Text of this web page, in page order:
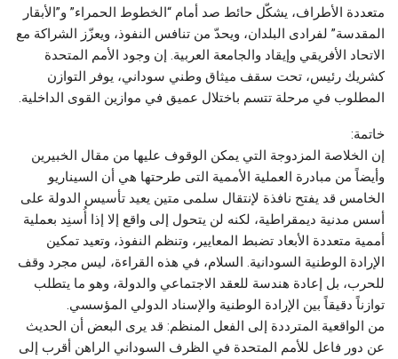
متعددة الأطراف، يشكّل حائط صد أمام “الخطوط الحمراء” و”الأبقار
المقدسة” لفرادى البلدان، ويحدّ من تنافس النفوذ، ويعزّز الشراكة مع
الاتحاد الأفريقي وإيقاد والجامعة العربية. إن وجود الأمم المتحدة
كشريك رئيس، تحت سقف ميثاق وطني سوداني، يوفر التوازن
المطلوب في مرحلة تتسم باختلال عميق في موازين القوى الداخلية.
خاتمة:
إن الخلاصة المزدوجة التي يمكن الوقوف عليها من مقال الخبيرين
وأيضاً من مبادرة العملية الأممية التى طرحتها هي أن السيناريو
الخامس قد يفتح نافذة لإنتقال سلمى متين يعيد تأسيس الدولة على
أسس مدنية ديمقراطية، لكنه لن يتحول إلى واقع إلا إذا أُسنِد بعملية
أممية متعددة الأبعاد تضبط المعايير، وتنظم النفوذ، وتعيد تمكين
الإرادة الوطنية السودانية. السلام، في هذه القراءة، ليس مجرد وقف
للحرب، بل إعادة هندسة للعقد الاجتماعي والدولة، وهو ما يتطلب
توازناً دقيقاً بين الإرادة الوطنية والإسناد الدولي المؤسسي.
من الواقعية المترددة إلى الفعل المنظم: قد يرى البعض أن الحديث
عن دور فاعل للأمم المتحدة في الظرف السوداني الراهن أقرب إلى